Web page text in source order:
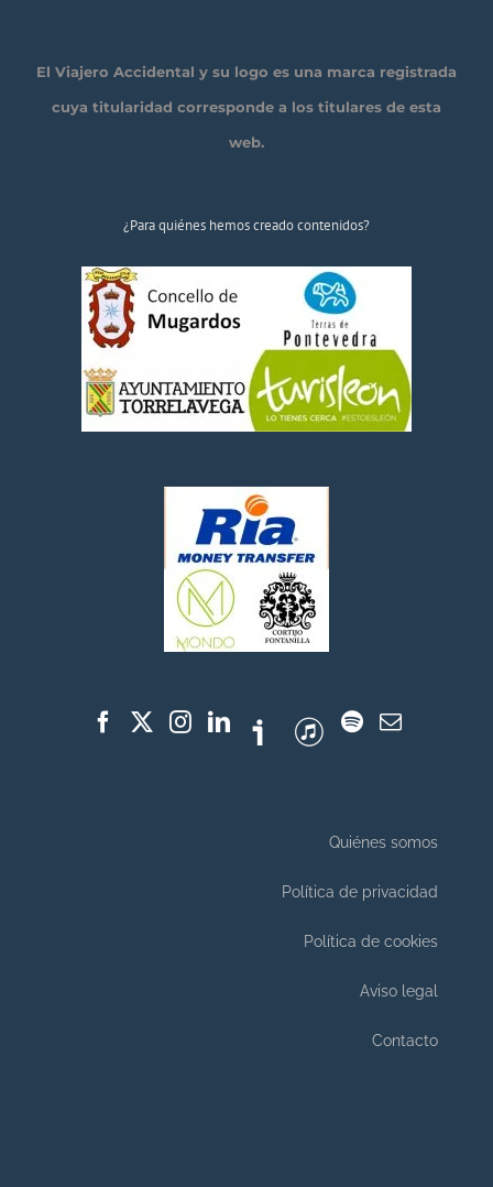
El Viajero Accidental y su logo es una marca registrada
cuya titularidad corresponde a los titulares de esta
web.
¿Para quiénes hemos creado contenidos?
Quiénes somos
Política de privacidad
Política de cookies
Aviso legal
Contacto